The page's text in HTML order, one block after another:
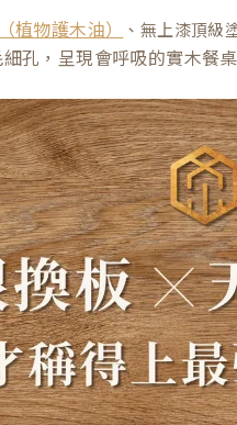
植物護木油） 、無上漆頂級
孔，呈現會呼吸的實木餐桌